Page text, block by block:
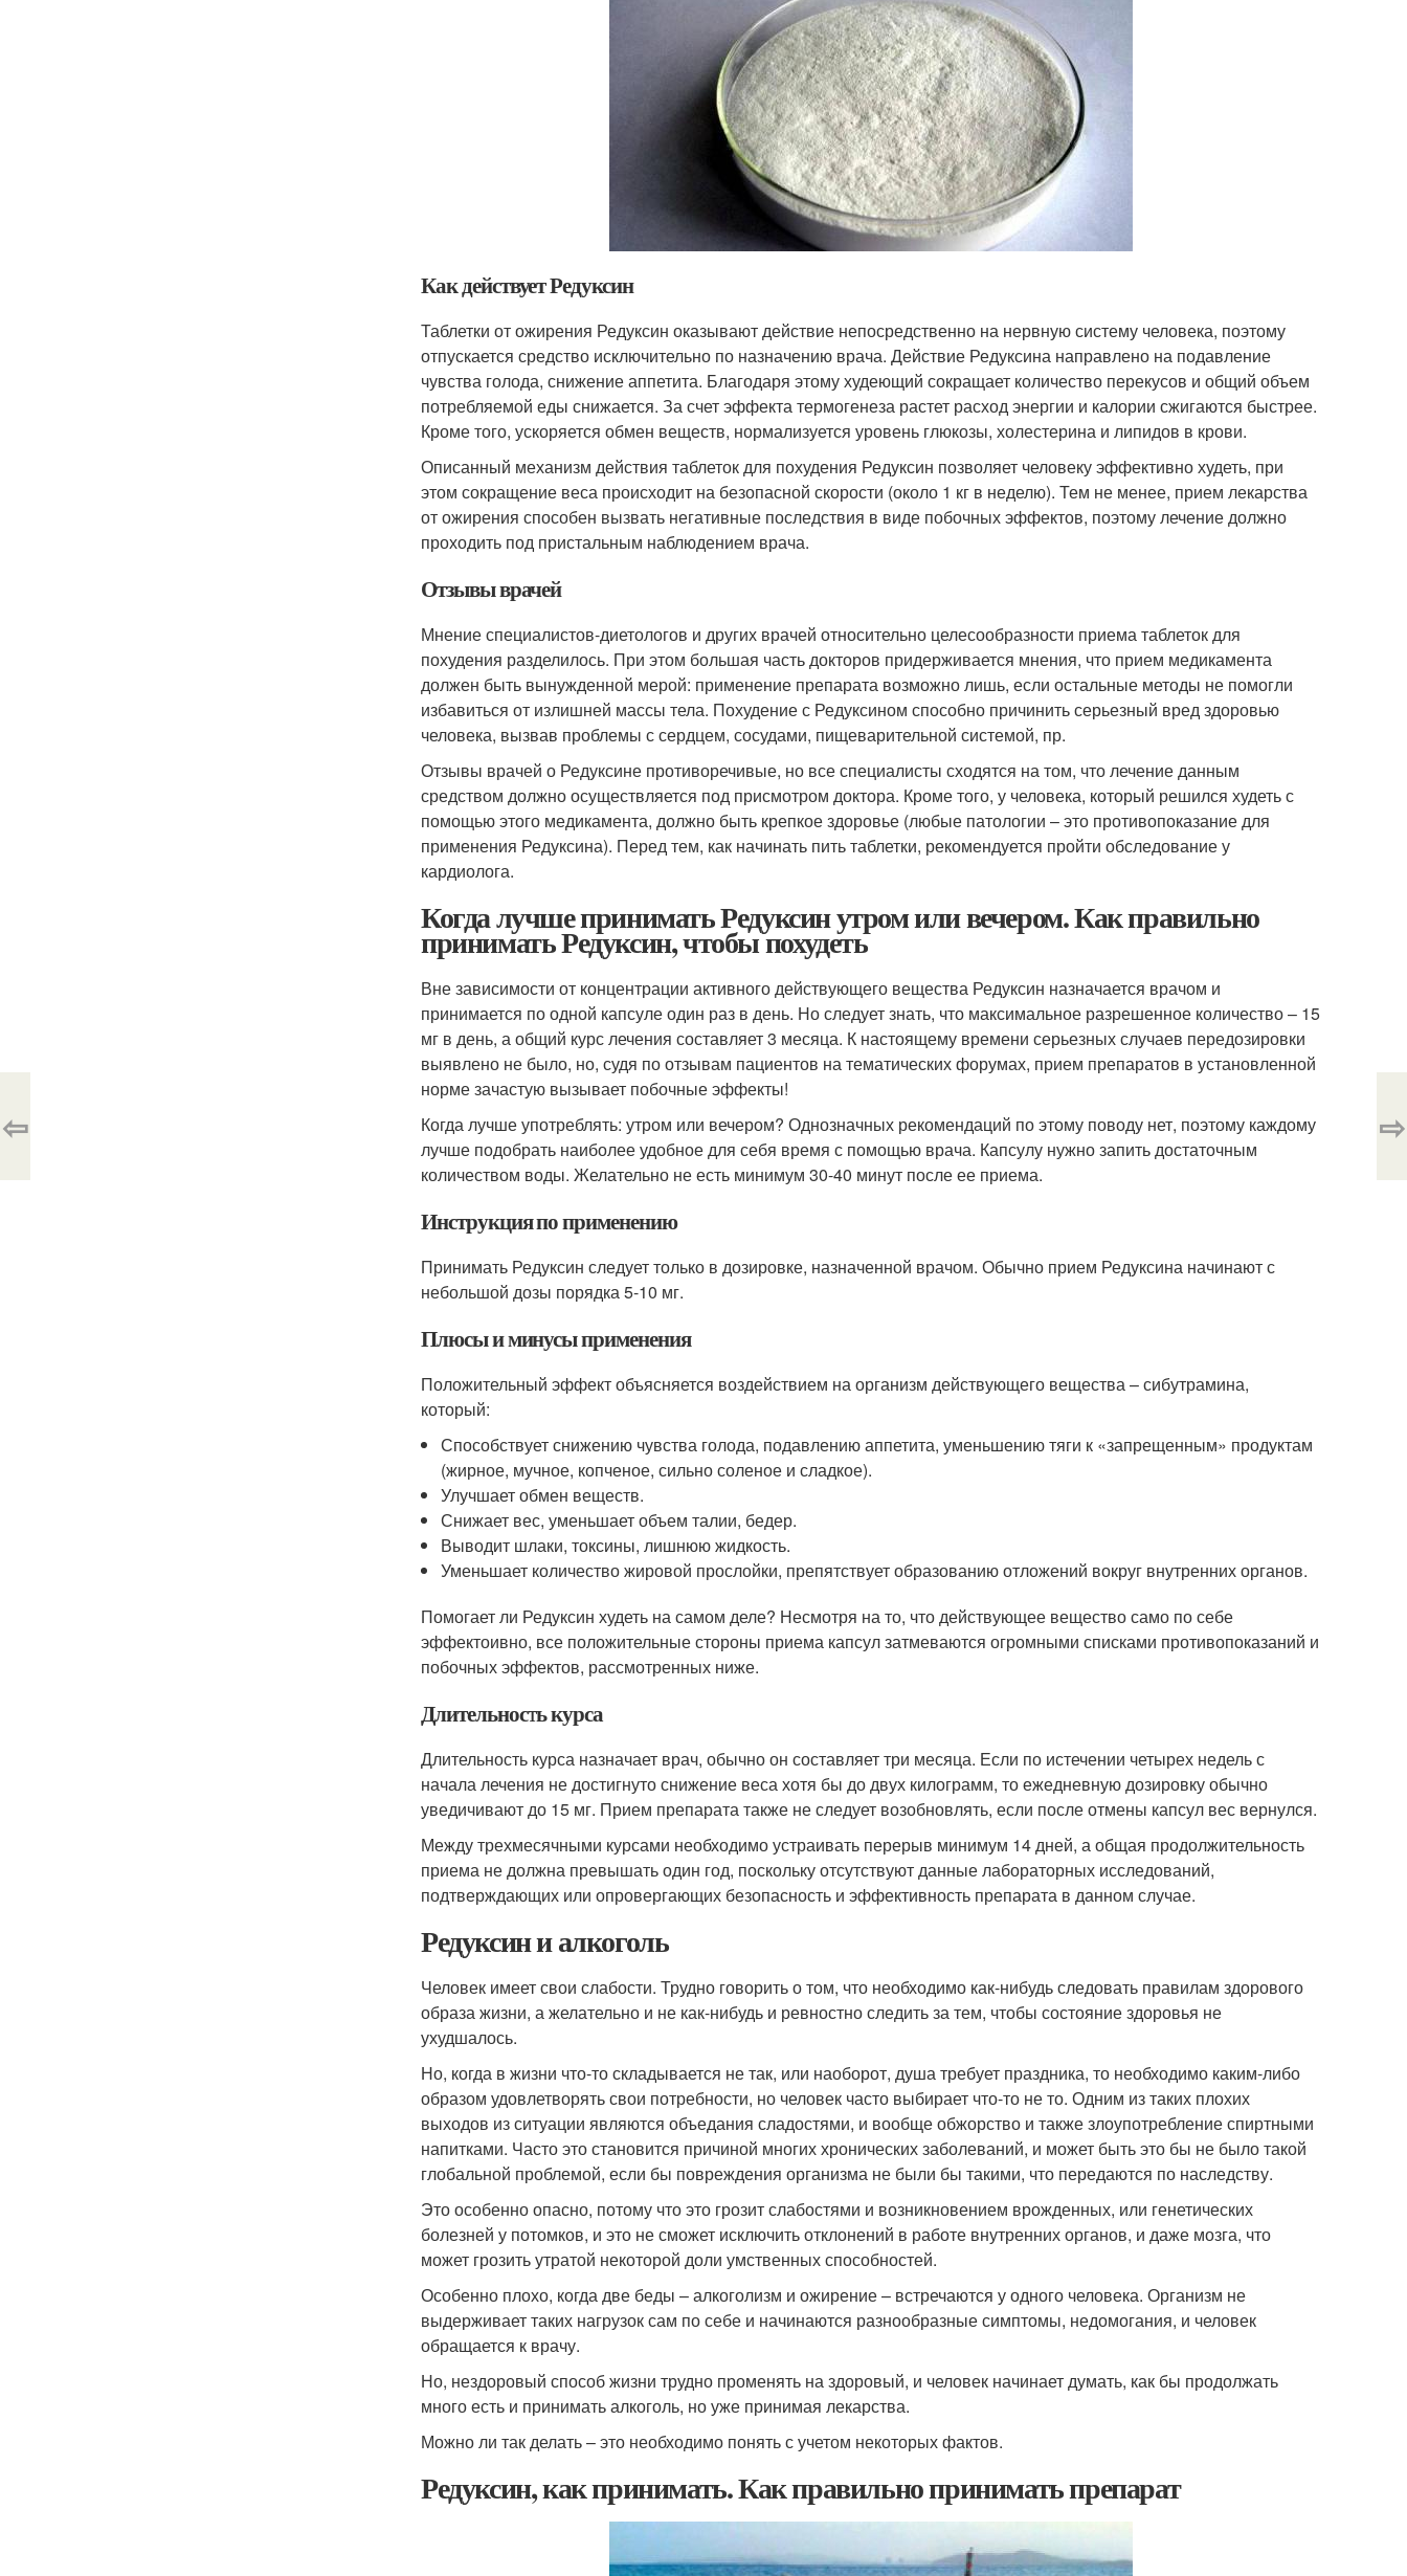
Как действует Редуксин
Таблетки от ожирения Редуксин оказывают действие непосредственно на нервную систему человека, поэтому
отпускается средство исключительно по назначению врача. Действие Редуксина направлено на подавление
чувства голода, снижение аппетита. Благодаря этому худеющий сокращает количество перекусов и общий объем
потребляемой еды снижается. За счет эффекта термогенеза растет расход энергии и калории сжигаются быстрее.
Кроме того, ускоряется обмен веществ, нормализуется уровень глюкозы, холестерина и липидов в крови.
Описанный механизм действия таблеток для похудения Редуксин позволяет человеку эффективно худеть, при
этом сокращение веса происходит на безопасной скорости (около 1 кг в неделю). Тем не менее, прием лекарства
от ожирения способен вызвать негативные последствия в виде побочных эффектов, поэтому лечение должно
проходить под пристальным наблюдением врача.
Отзывы врачей
Мнение специалистов-диетологов и других врачей относительно целесообразности приема таблеток для
похудения разделилось. При этом большая часть докторов придерживается мнения, что прием медикамента
должен быть вынужденной мерой: применение препарата возможно лишь, если остальные методы не помогли
избавиться от излишней массы тела. Похудение с Редуксином способно причинить серьезный вред здоровью
человека, вызвав проблемы с сердцем, сосудами, пищеварительной системой, пр.
Отзывы врачей о Редуксине противоречивые, но все специалисты сходятся на том, что лечение данным
средством должно осуществляется под присмотром доктора. Кроме того, у человека, который решился худеть с
помощью этого медикамента, должно быть крепкое здоровье (любые патологии – это противопоказание для
применения Редуксина). Перед тем, как начинать пить таблетки, рекомендуется пройти обследование у
кардиолога.
Когда лучше принимать Редуксин утром или вечером. Как правильно
принимать Редуксин, чтобы похудеть
Вне зависимости от концентрации активного действующего вещества Редуксин назначается врачом и
принимается по одной капсуле один раз в день. Но следует знать, что максимальное разрешенное количество – 15
мг в день, а общий курс лечения составляет 3 месяца. К настоящему времени серьезных случаев передозировки
выявлено не было, но, судя по отзывам пациентов на тематических форумах, прием препаратов в установленной
норме зачастую вызывает побочные эффекты!
Когда лучше употреблять: утром или вечером? Однозначных рекомендаций по этому поводу нет, поэтому каждому
лучше подобрать наиболее удобное для себя время с помощью врача. Капсулу нужно запить достаточным
количеством воды. Желательно не есть минимум 30-40 минут после ее приема.
Инструкция по применению
Принимать Редуксин следует только в дозировке, назначенной врачом. Обычно прием Редуксина начинают с
небольшой дозы порядка 5-10 мг.
Плюсы и минусы применения
Положительный эффект объясняется воздействием на организм действующего вещества – сибутрамина,
который:
Способствует снижению чувства голода, подавлению аппетита, уменьшению тяги к «запрещенным» продуктам
(жирное, мучное, копченое, сильно соленое и сладкое).
Улучшает обмен веществ.
Снижает вес, уменьшает объем талии, бедер.
Выводит шлаки, токсины, лишнюю жидкость.
Уменьшает количество жировой прослойки, препятствует образованию отложений вокруг внутренних органов.
Помогает ли Редуксин худеть на самом деле? Несмотря на то, что действующее вещество само по себе
эффектоивно, все положительные стороны приема капсул затмеваются огромными списками противопоказаний и
побочных эффектов, рассмотренных ниже.
Длительность курса
Длительность курса назначает врач, обычно он составляет три месяца. Если по истечении четырех недель с
начала лечения не достигнуто снижение веса хотя бы до двух килограмм, то ежедневную дозировку обычно
уведичивают до 15 мг. Прием препарата также не следует возобновлять, если после отмены капсул вес вернулся.
Между трехмесячными курсами необходимо устраивать перерыв минимум 14 дней, а общая продолжительность
приема не должна превышать один год, поскольку отсутствуют данные лабораторных исследований,
подтверждающих или опровергающих безопасность и эффективность препарата в данном случае.
Редуксин и алкоголь
Человек имеет свои слабости. Трудно говорить о том, что необходимо как-нибудь следовать правилам здорового
образа жизни, а желательно и не как-нибудь и ревностно следить за тем, чтобы состояние здоровья не
ухудшалось.
Но, когда в жизни что-то складывается не так, или наоборот, душа требует праздника, то необходимо каким-либо
образом удовлетворять свои потребности, но человек часто выбирает что-то не то. Одним из таких плохих
выходов из ситуации являются объедания сладостями, и вообще обжорство и также злоупотребление спиртными
напитками. Часто это становится причиной многих хронических заболеваний, и может быть это бы не было такой
глобальной проблемой, если бы повреждения организма не были бы такими, что передаются по наследству.
Это особенно опасно, потому что это грозит слабостями и возникновением врожденных, или генетических
болезней у потомков, и это не сможет исключить отклонений в работе внутренних органов, и даже мозга, что
может грозить утратой некоторой доли умственных способностей.
Особенно плохо, когда две беды – алкоголизм и ожирение – встречаются у одного человека. Организм не
выдерживает таких нагрузок сам по себе и начинаются разнообразные симптомы, недомогания, и человек
обращается к врачу.
Но, нездоровый способ жизни трудно променять на здоровый, и человек начинает думать, как бы продолжать
много есть и принимать алкоголь, но уже принимая лекарства.
Можно ли так делать – это необходимо понять с учетом некоторых фактов.
Редуксин, как принимать. Как правильно принимать препарат
⇦ ⇨